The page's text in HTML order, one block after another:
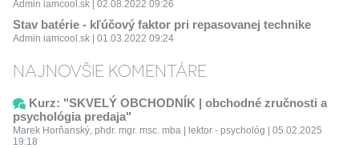
Admin iamcool.sk | 02.08.2022 09:26
Stav batérie - kľúčový faktor pri repasovanej technike
Admin iamcool.sk | 01.03.2022 09:24
NAJNOVŠIE KOMENTÁRE
Kurz: "SKVELÝ OBCHODNÍK | obchodné zručnosti a
psychológia predaja"
Marek Horňanský, phdr. mgr. msc. mba | lektor - psychológ | 05.02.2025
19:18